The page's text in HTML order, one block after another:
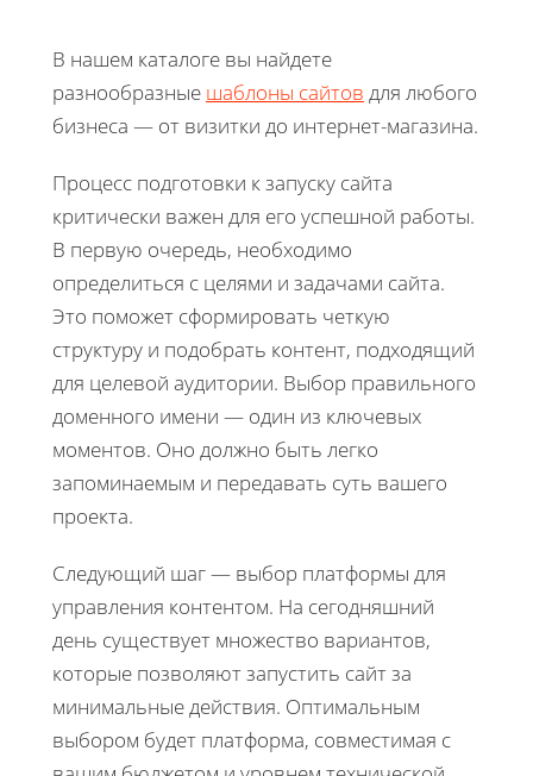
В нашем каталоге вы найдете
разнообразные шаблоны сайтов для любого
бизнеса — от визитки до интернет-магазина.
Процесс подготовки к запуску сайта
критически важен для его успешной работы.
В первую очередь, необходимо
определиться с целями и задачами сайта.
Это поможет сформировать четкую
структуру и подобрать контент, подходящий
для целевой аудитории. Выбор правильного
доменного имени — один из ключевых
моментов. Оно должно быть легко
запоминаемым и передавать суть вашего
проекта.
Следующий шаг — выбор платформы для
управления контентом. На сегодняшний
день существует множество вариантов,
которые позволяют запустить сайт за
минимальные действия. Оптимальным
выбором будет платформа, совместимая с